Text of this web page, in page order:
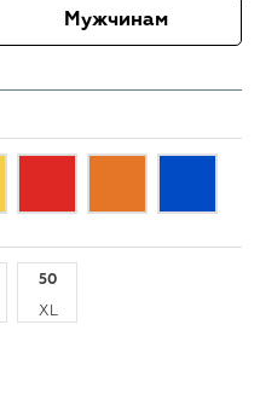
Мужчинам
50
XL